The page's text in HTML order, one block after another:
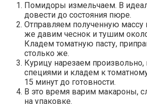
Помидоры измельчаем. В
довести до состояния пюре.
Отправляем полученную массу
же давим чеснок и тушим
Кладем томатную пасту,
столько же.
Курицу нарезаем
специями и кладем к
15 минут до готовности.
В это время варим макароны,
на упаковке.